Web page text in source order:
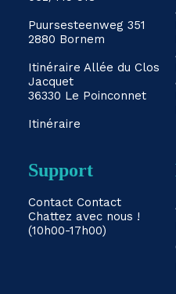
Puursesteenweg 351
2880 Bornem
Itinéraire Allée du Clos
Jacquet
36330 Le Poinconnet
Itinéraire
Support
Contact Contact
Chattez avec nous !
(10h00-17h00)